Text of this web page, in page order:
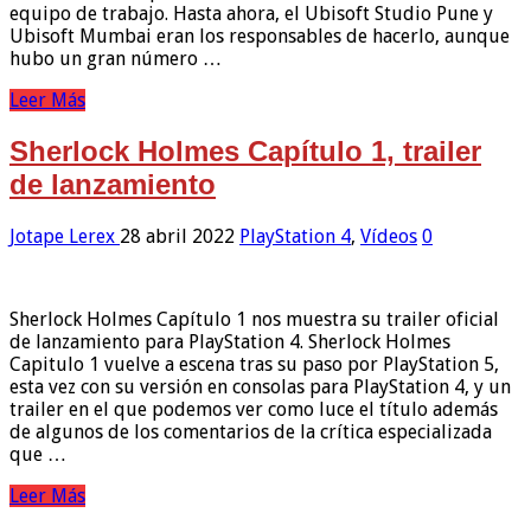
equipo de trabajo. Hasta ahora, el Ubisoft Studio Pune y
Ubisoft Mumbai eran los responsables de hacerlo, aunque
hubo un gran número …
Leer Más
Sherlock Holmes Capítulo 1, trailer
de lanzamiento
Jotape Lerex 28 abril 2022 PlayStation 4, Vídeos 0
Sherlock Holmes Capítulo 1 nos muestra su trailer oficial
de lanzamiento para PlayStation 4. Sherlock Holmes
Capitulo 1 vuelve a escena tras su paso por PlayStation 5,
esta vez con su versión en consolas para PlayStation 4, y un
trailer en el que podemos ver como luce el título además
de algunos de los comentarios de la crítica especializada
que …
Leer Más